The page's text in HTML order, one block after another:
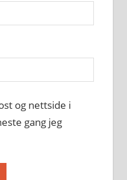
og nettside i
gang jeg